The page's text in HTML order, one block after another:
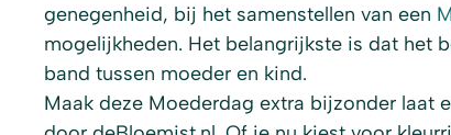
genegenheid, bij het samenstellen van een
mogelijkheden. Het belangrijkste is dat het
band tussen moeder en kind.
Maak deze Moederdag extra bijzonder laat